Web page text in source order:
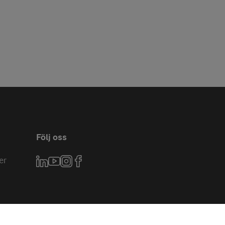
Följ oss